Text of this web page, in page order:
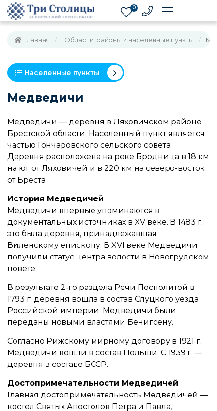
0
Главная Области, районы и населенные пункты
Населенные пункты
Медведичи
Медведичи — деревня в Ляховичском районе
Брестской области. Населенный пункт является
частью Гончаровского сельского совета.
Деревня расположена на реке Бродница в 18 км
на юг от Ляховичей и в 220 км на северо-восток
от Бреста.
История Медведичей
Медведичи впервые упоминаются в
документальных источниках в XV веке. В 1483 г.
это была деревня, принадлежавшая
Виленскому епископу. В XVI веке Медведичи
получили статус центра волости в Новогрудском
повете.
В результате 2-го раздела Речи Посполитой в
1793 г. деревня вошла в состав Слуцкого уезда
Российской империи. Медведичи были
переданы новыми властями Бенигсену.
Согласно Рижскому мирному договору в 1921 г.
Медведичи вошли в состав Польши. С 1939 г. —
деревня в составе БССР.
Достопримечательности Медведичей
Главная достопримечательность Медведичей —
костел Святых Апостолов Петра и Павла,